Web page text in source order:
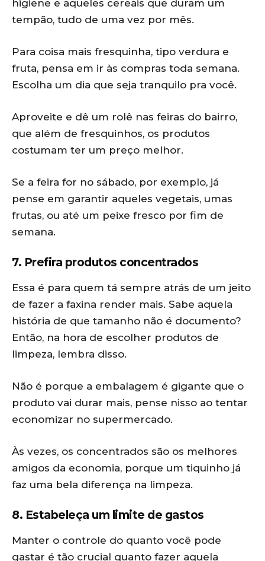
higiene e aqueles cereais que duram um
tempão, tudo de uma vez por mês.
Para coisa mais fresquinha, tipo verdura e
fruta, pensa em ir às compras toda semana.
Escolha um dia que seja tranquilo pra você.
Aproveite e dê um rolê nas feiras do bairro,
que além de fresquinhos, os produtos
costumam ter um preço melhor.
Se a feira for no sábado, por exemplo, já
pense em garantir aqueles vegetais, umas
frutas, ou até um peixe fresco por fim de
semana.
7. Prefira produtos concentrados
Essa é para quem tá sempre atrás de um jeito
de fazer a faxina render mais. Sabe aquela
história de que tamanho não é documento?
Então, na hora de escolher produtos de
limpeza, lembra disso.
Não é porque a embalagem é gigante que o
produto vai durar mais, pense nisso ao tentar
economizar no supermercado.
Às vezes, os concentrados são os melhores
amigos da economia, porque um tiquinho já
faz uma bela diferença na limpeza.
8. Estabeleça um limite de gastos
Manter o controle do quanto você pode
gastar é tão crucial quanto fazer aquela